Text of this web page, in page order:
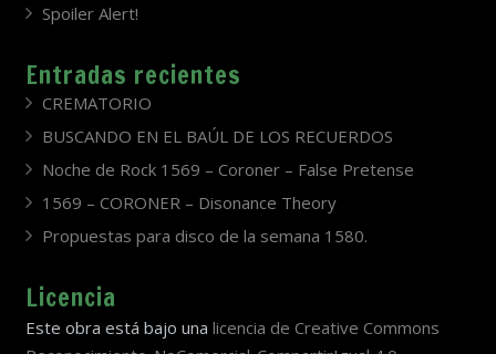
Spoiler Alert!
Entradas recientes
CREMATORIO
BUSCANDO EN EL BAÚL DE LOS RECUERDOS
Noche de Rock 1569 – Coroner – False Pretense
1569 – CORONER – Disonance Theory
Propuestas para disco de la semana 1580.
Licencia
Este obra está bajo una licencia de Creative Commons